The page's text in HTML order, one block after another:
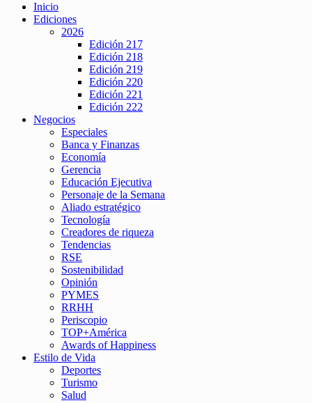
Inicio
Ediciones
2026
Edición 217
Edición 218
Edición 219
Edición 220
Edición 221
Edición 222
Negocios
Especiales
Banca y Finanzas
Economía
Gerencia
Educación Ejecutiva
Personaje de la Semana
Aliado estratégico
Tecnología
Creadores de riqueza
Tendencias
RSE
Sostenibilidad
Opinión
PYMES
RRHH
Periscopio
TOP+América
Awards of Happiness
Estilo de Vida
Deportes
Turismo
Salud